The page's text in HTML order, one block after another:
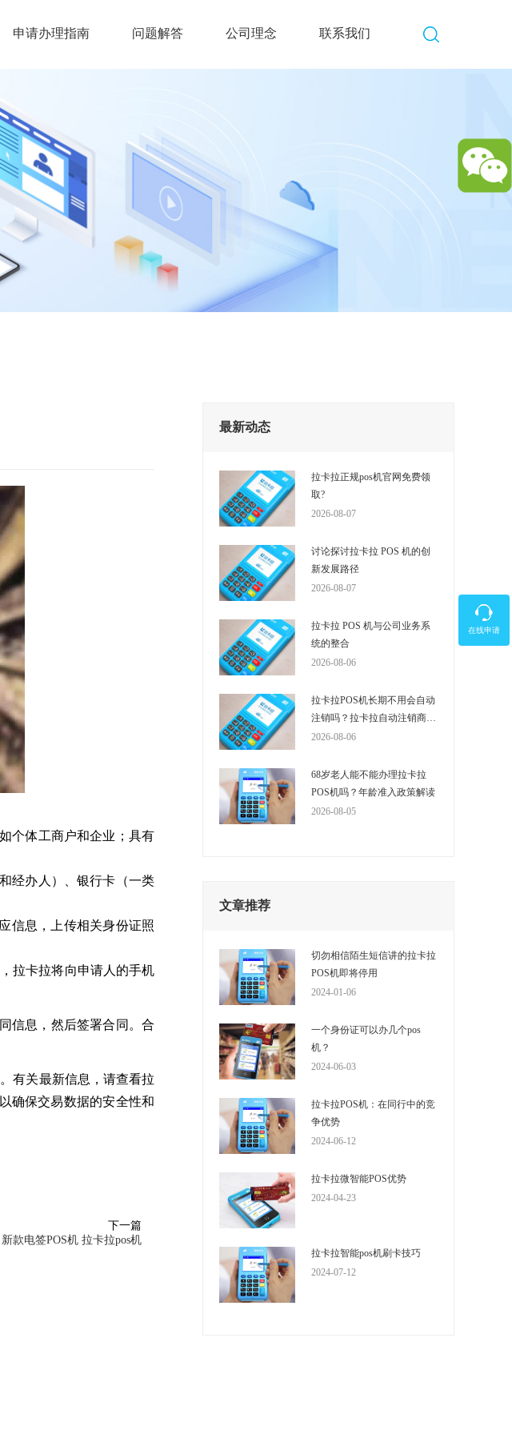
申请办理指南 问题解答 公司理念 联系我们
个体工商户和企业；具有
经办人）、银行卡（一类
信息，上传相关身份证照
拉卡拉将向申请人的手机
信息，然后签署合同。合
有关最新信息，请查看拉
确保交易数据的安全性和
下一篇
新款电签POS机 拉卡拉pos机
最新动态
拉卡拉正规pos机官网免费领
取?
2026-08-07
讨论探讨拉卡拉 POS 机的创
新发展路径
2026-08-07
拉卡拉 POS 机与公司业务系
统的整合
2026-08-06
拉卡拉POS机长期不用会自动
注销吗？拉卡拉自动注销商户
的时间是多少？
2026-08-06
68岁老人能不能办理拉卡拉
POS机吗？年龄准入政策解读
2026-08-05
文章推荐
切勿相信陌生短信讲的拉卡拉
POS机即将停用
2024-01-06
一个身份证可以办几个pos
机？
2024-06-03
拉卡拉POS机：在同行中的竞
争优势
2024-06-12
拉卡拉微智能POS优势
2024-04-23
拉卡拉智能pos机刷卡技巧
2024-07-12
在线申请